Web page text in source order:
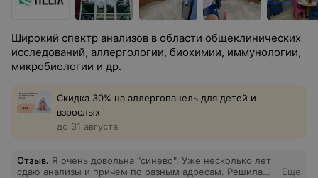
Широкий спектр анализов в области общеклинических
исследований, аллергологии, биохимии, иммунологии,
микробиологии и др.
Скидка 30% на аллергопанель для детей и
взрослых
до 31 августа
Отзыв. Я очень довольна "синево". Уже несколько лет
сдаю анализы и причем по разным адресам. Решила
Еще